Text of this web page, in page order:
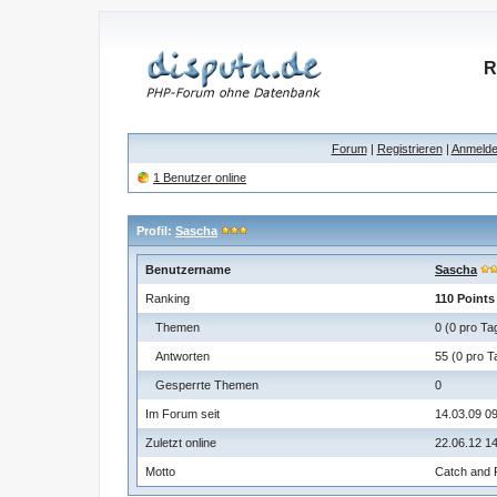
Forum| Registrieren|
1 Benutzer online
Profil: Sascha
Benutzername Sascha
Ranking 110 Points
Themen 0 (0 pro
Antworten 55 (0 pro
Gesperrte Themen 0
Im Forum seit 14.03.09
Zuletzt online 22.06.12
Motto Catch and